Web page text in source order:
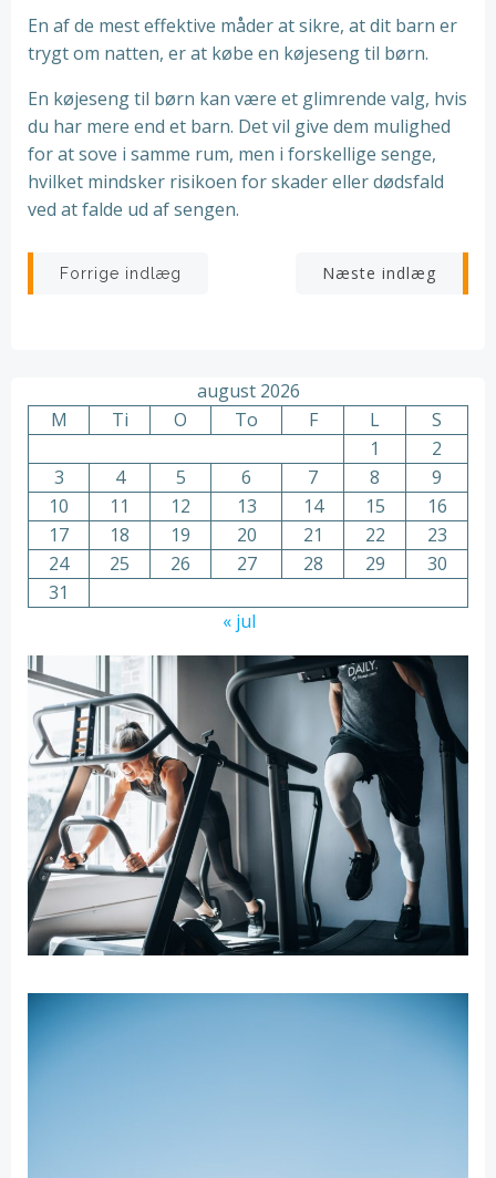
En af de mest effektive måder at sikre, at dit barn er
trygt om natten, er at købe en køjeseng til børn.
En køjeseng til børn kan være et glimrende valg, hvis
du har mere end et barn. Det vil give dem mulighed
for at sove i samme rum, men i forskellige senge,
hvilket mindsker risikoen for skader eller dødsfald
ved at falde ud af sengen.
Indlægsnavigation
Forrige indlæg Næste indlæg
august 2026
M
Ti O To F L
S
1
2
3
4 5 6 7 8
9
10
11 12 13 14 15
16
17
18 19 20 21 22
23
24
25 26 27 28 29
30
31
« jul